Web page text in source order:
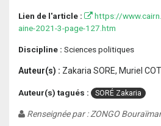
Lien de l'article :
https://
aine-2021-3-page-127.htm
Discipline : Sciences politiques
Auteur(s) : Zakaria SORE, Muriel
Auteur(s) tagués : SORÉ Zakaria
Renseignée par : ZONGO